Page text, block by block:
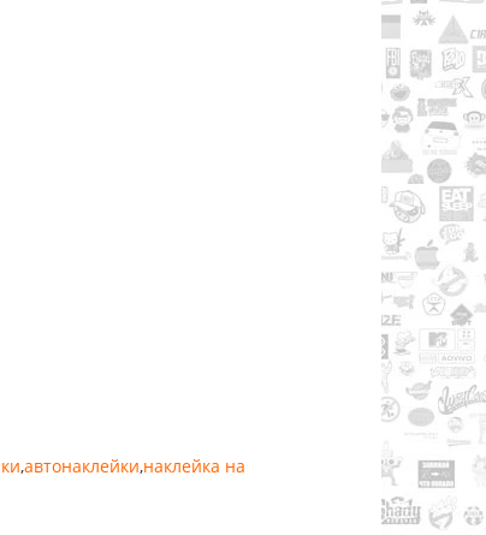
,автонаклейки,наклейка на